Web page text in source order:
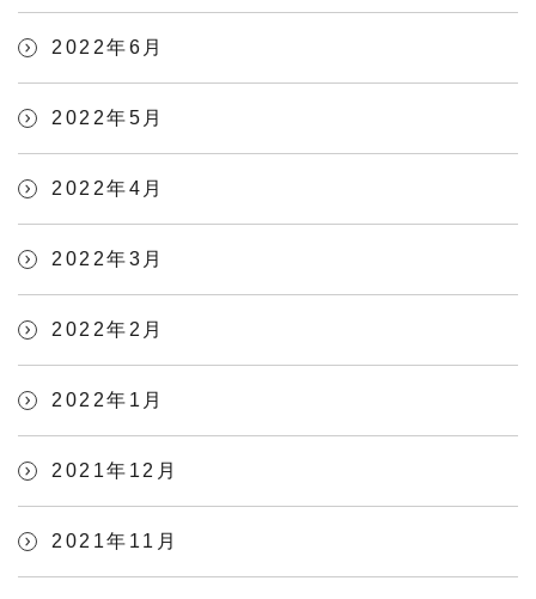
2022年6月
2022年5月
2022年4月
2022年3月
2022年2月
2022年1月
2021年12月
2021年11月